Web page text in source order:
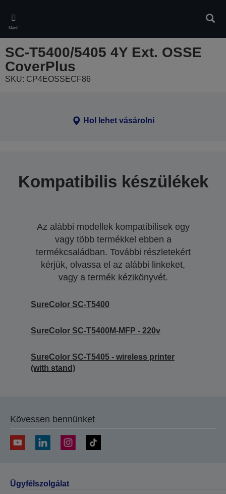
main
content
Menü
SC-T5400/5405 4Y Ext. OSSE
CoverPlus
SKU: CP4EOSSECF86
Hol lehet vásárolni
Kompatibilis készülékek
Az alábbi modellek kompatibilisek egy
vagy több termékkel ebben a
termékcsaládban. További részletekért
kérjük, olvassa el az alábbi linkeket,
vagy a termék kézikönyvét.
SureColor SC-T5400
SureColor SC-T5400M-MFP - 220v
SureColor SC-T5405 - wireless printer
(with stand)
Kövessen bennünket
Ügyfélszolgálat